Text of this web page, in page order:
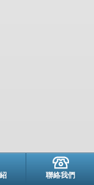
聯絡我們